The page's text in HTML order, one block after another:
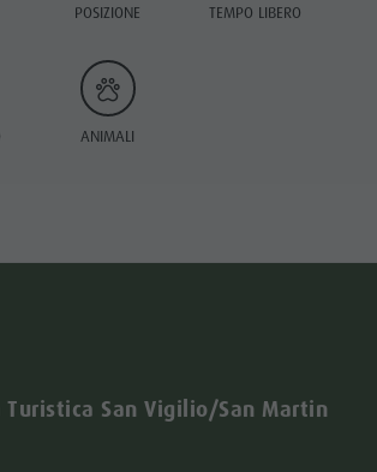
POSIZIONE TEMPO LIBERO
ANIMALI
Turistica San Vigilio/San Martin